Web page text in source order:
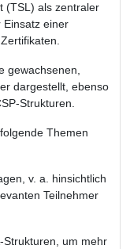
(TSL) als zentraler
Einsatz einer
gewachsenen,
dargestellt, ebenso
Strukturen.
Themen
v. a. hinsichtlich
Teilnehmer
Strukturen, um mehr